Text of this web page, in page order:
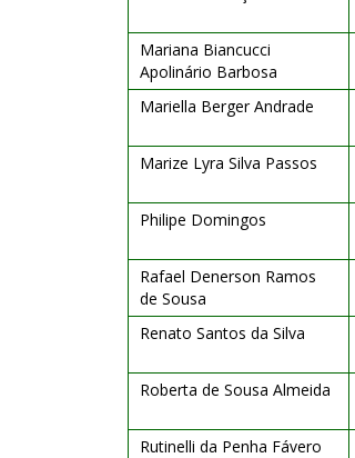
Mariana Biancucci
Apolinário Barbosa
Mariella Berger Andrade
Marize Lyra Silva Passos
Philipe Domingos
Rafael Denerson Ramos
de Sousa
Renato Santos da Silva
Roberta de Sousa Almeida
Rutinelli da Penha Fávero